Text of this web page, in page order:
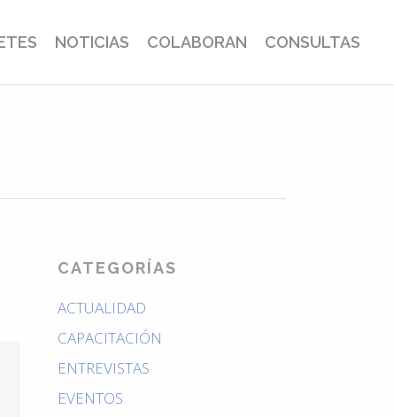
NOTICIAS COLABORAN CONSULTAS
CATEGORÍAS
ACTUALIDAD
CAPACITACIÓN
ENTREVISTAS
EVENTOS